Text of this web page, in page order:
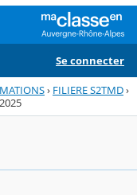
Se connecter
› FILIERE S2TMD›